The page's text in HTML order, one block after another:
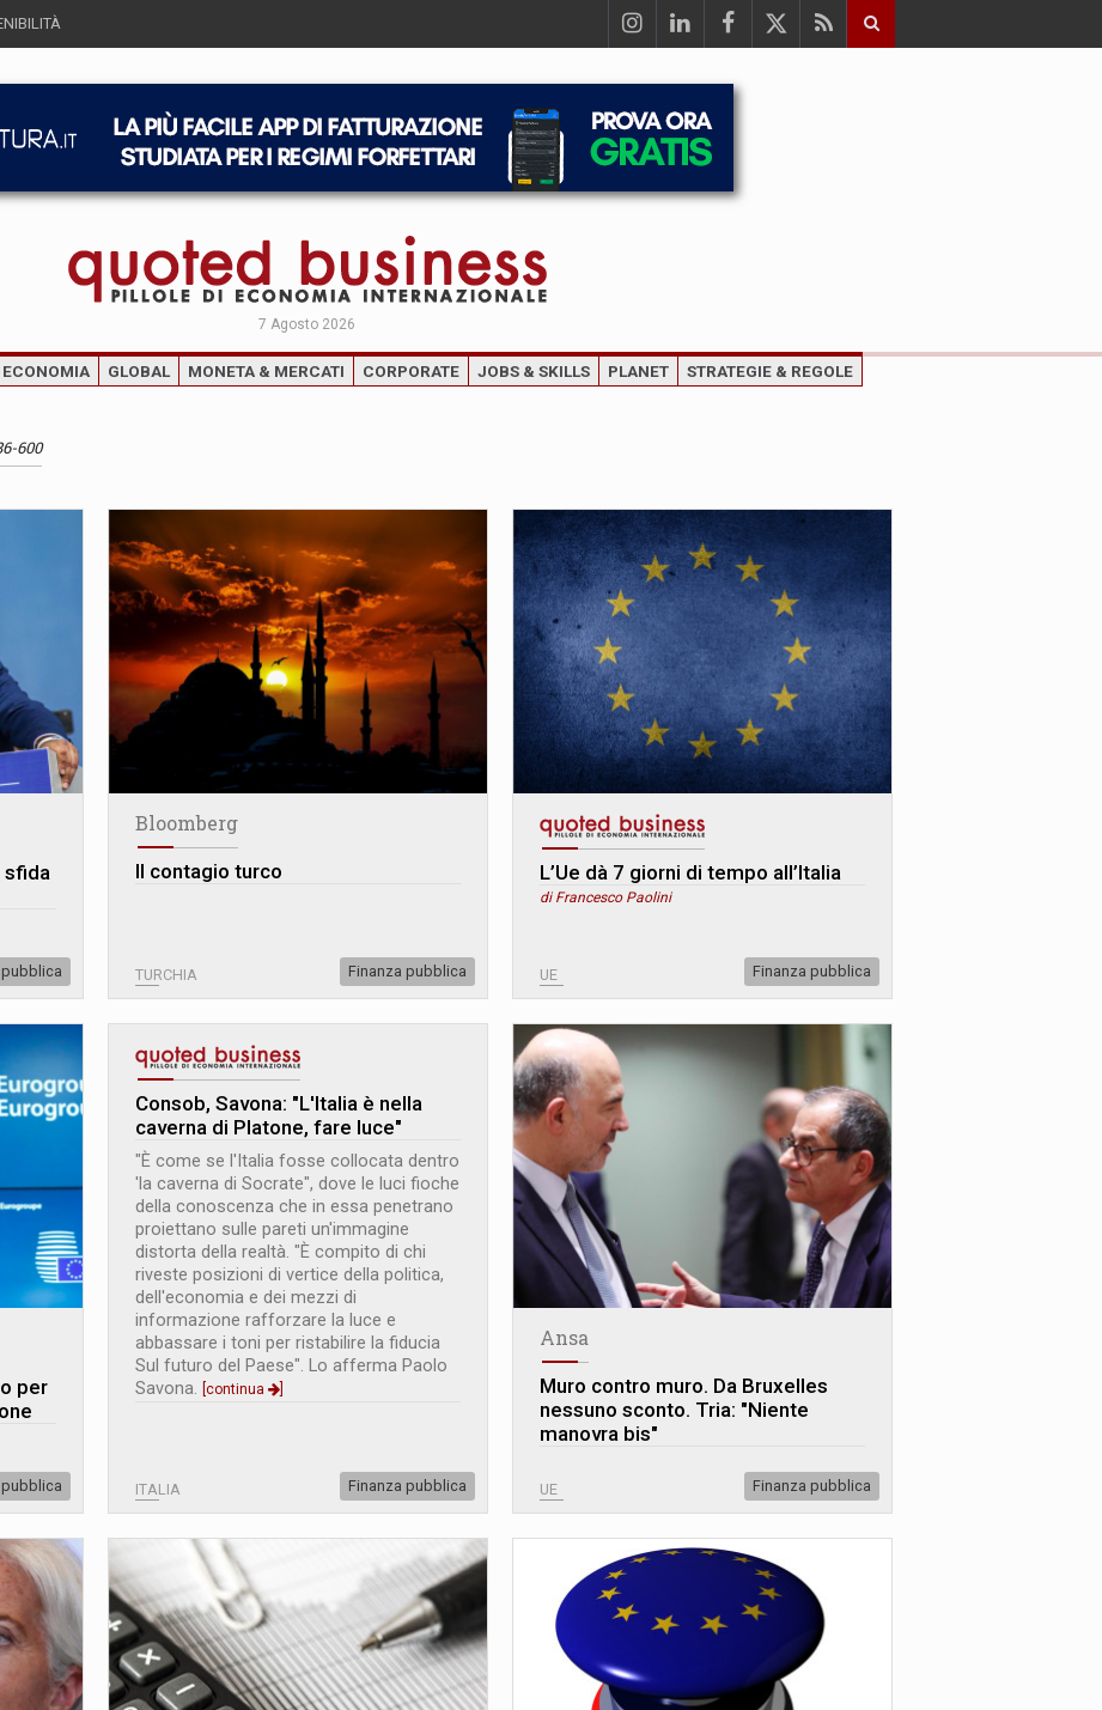
7 Agosto 2026
ECONOMIA GLOBAL MONETA & MERCATI CORPORATE JOBS & SKILLS PLANET STRATEGIE & REGOLE
600
sfida
pubblica
Bloomberg
Il contagio turco
TURCHIA Finanza pubblica
L’Ue dà 7 giorni di tempo all’Italia
di Francesco Paolini
UE Finanza pubblica
per
pubblica
Consob, Savona: "L'Italia è nella
caverna di Platone, fare luce"
"È come se l'Italia fosse collocata dentro
'la caverna di Socrate", dove le luci fioche
della conoscenza che in essa penetrano
proiettano sulle pareti un'immagine
distorta della realtà. "È compito di chi
riveste posizioni di vertice della politica,
dell'economia e dei mezzi di
informazione rafforzare la luce e
abbassare i toni per ristabilire la fiducia
Sul futuro del Paese". Lo afferma Paolo
Savona. [continua ]
ITALIA Finanza pubblica
Ansa
Muro contro muro. Da Bruxelles
nessuno sconto. Tria: "Niente
manovra bis"
UE Finanza pubblica